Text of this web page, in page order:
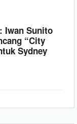
Iwan Sunito
“City
Sydney